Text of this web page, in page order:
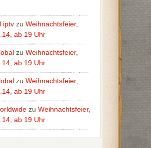
iptvzu Weihnachtsfeier,
ab 19 Uhr
zu Weihnachtsfeier,
ab 19 Uhr
zu Weihnachtsfeier,
ab 19 Uhr
zu Weihnachtsfeier,
ab 19 Uhr